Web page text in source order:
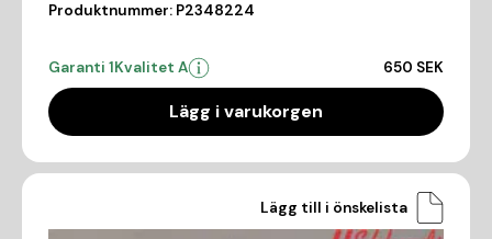
Produktnummer: P2348224
Garanti 1Kvalitet A 650 SEK
Lägg i varukorgen
Lägg till i önskelista